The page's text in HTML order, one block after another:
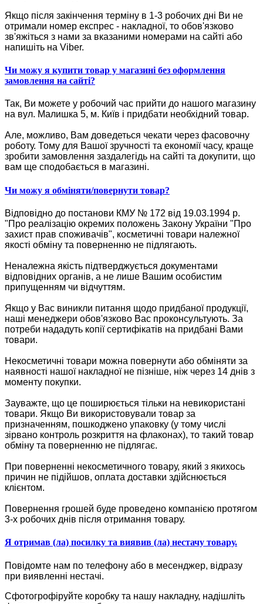
Якщо після закінчення терміну в 1-3 робочих дні Ви не
отримали номер експрес - накладної, то обов'язково
зв'яжіться з нами за вказаними номерами на сайті або
напишіть на Viber.
Чи можу я купити товар у магазині без оформлення
замовлення на сайті?
Так, Ви можете у робочий час прийти до нашого магазину
на вул. Малишка 5, м. Київ і придбати необхідний товар.
Але, можливо, Вам доведеться чекати через фасовочну
роботу. Тому для Вашої зручності та економії часу, краще
зробити замовлення заздалегідь на сайті та докупити, що
вам ще сподобається в магазині.
Чи можу я обміняти/повернути товар?
Відповідно до постанови КМУ № 172 від 19.03.1994 р.
"Про реалізацію окремих положень Закону України "Про
захист прав споживачів", косметичні товари належної
якості обміну та поверненню не підлягають.
Неналежна якість підтверджується документами
відповідних органів, а не лише Вашим особистим
припущенням чи відчуттям.
Якщо у Вас виникли питання щодо придбаної продукції,
наші менеджери обов'язково Вас проконсультують. За
потреби нададуть копії сертифікатів на придбані Вами
товари.
Некосметичні товари можна повернути або обміняти за
наявності нашої накладної не пізніше, ніж через 14 днів з
моменту покупки.
Зауважте, що це поширюється тільки на невикористані
товари. Якщо Ви використовували товар за
призначенням, пошкоджено упаковку (у тому числі
зірвано контроль розкриття на флаконах), то такий товар
обміну та поверненню не підлягає.
При поверненні некосметичного товару, який з якихось
причин не підійшов, оплата доставки здійснюється
клієнтом.
Повернення грошей буде проведено компанією протягом
3-х робочих днів після отримання товару.
Я отримав (ла) посилку та виявив (ла) нестачу товару.
Повідомте нам по телефону або в месенджер, відразу
при виявленні нестачі.
Сфотогрофіруйте коробку та нашу накладну, надішліть